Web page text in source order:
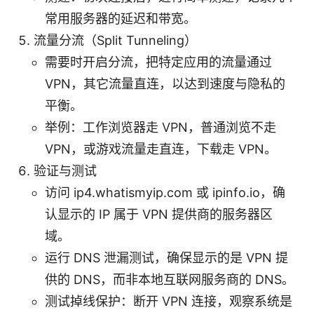
常用服务器的延迟和带宽。
流量分流（Split Tunneling）
需要时开启分流，把特定应用的流量通过
VPN，其它流量直连，以达到速度与隐私的
平衡。
举例：工作浏览器走 VPN，普通浏览不走
VPN，或游戏流量走直连，下载走 VPN。
验证与测试
访问 ip4.whatismyip.com 或 ipinfo.io，确
认显示的 IP 属于 VPN 提供商的服务器区
域。
运行 DNS 泄漏测试，确保显示的是 VPN 提
供的 DNS，而非本地互联网服务商的 DNS。
测试掉线保护：断开 VPN 连接，观察系统是